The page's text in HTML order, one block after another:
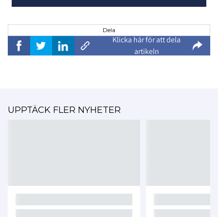
Dela
Klicka här för att dela
artikeln
UPPTÄCK FLER NYHETER